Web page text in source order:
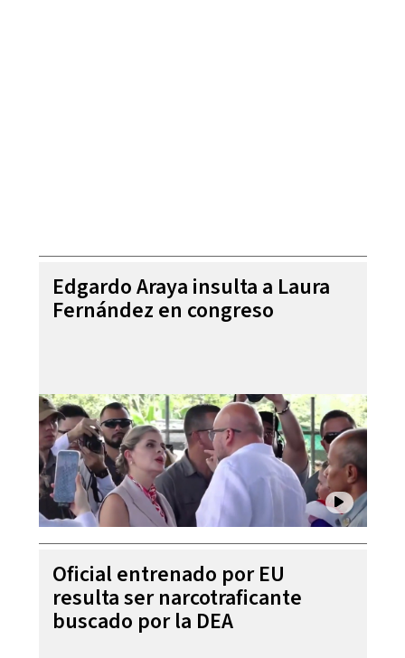
Edgardo Araya insulta a Laura
Fernández en congreso
Oficial entrenado por EU
resulta ser narcotraficante
buscado por la DEA